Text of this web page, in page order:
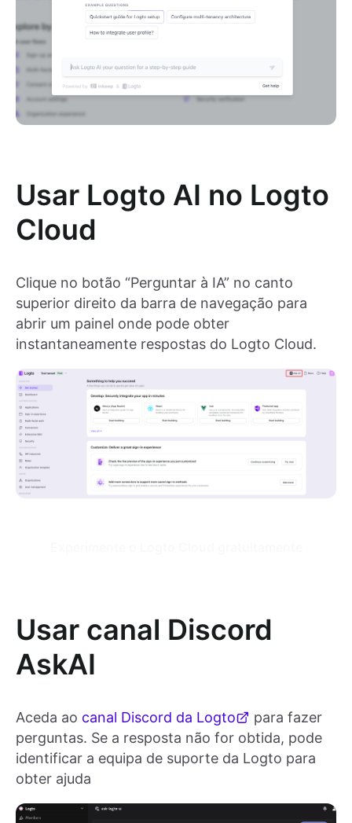
Usar Logto AI no Logto
Cloud
Clique no botão “Perguntar à IA” no canto
superior direito da barra de navegação para
abrir um painel onde pode obter
instantaneamente respostas do Logto Cloud.
Usar canal Discord
AskAI
Aceda ao canal Discord da Logto
para fazer
perguntas. Se a resposta não for obtida, pode
identificar a equipa de suporte da Logto para
obter ajuda